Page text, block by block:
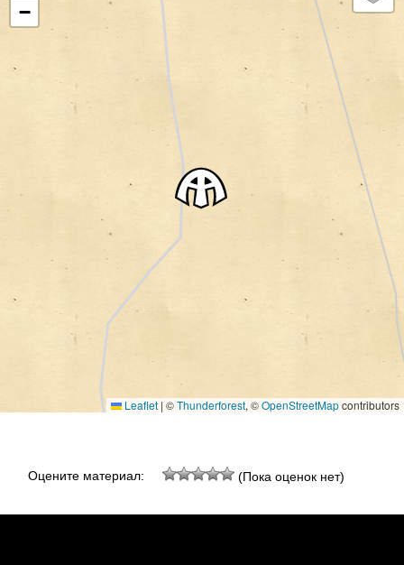
−
Leaflet | ©Thunderforest, ©OpenStreetMapcontributors
Оцените материал: (Пока оценок нет)